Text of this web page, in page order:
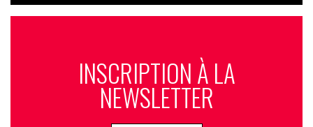
INSCRIPTION À LA
NEWSLETTER